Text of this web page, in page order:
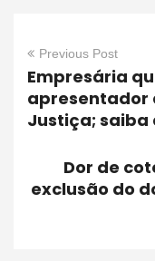
Previous Post
Empresária
apresentador
Justiça; saiba
Dor de
exclusão do